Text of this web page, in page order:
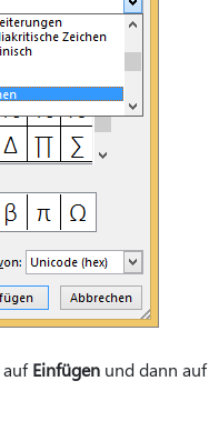
aufEinfügenund dann auf